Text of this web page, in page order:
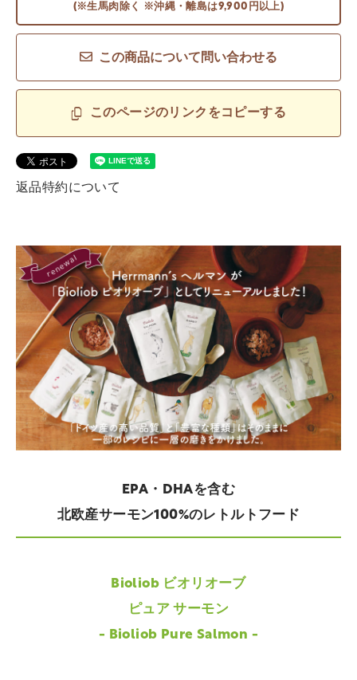
(※生馬肉除く ※沖縄・離島は9,900円以上)
この商品について問い合わせる
このページのリンクをコピーする
返品特約について
EPA・DHAを含む
北欧産サーモン100%のレトルトフード
Bioliob ビオリオーブ
ピュア サーモン
- Bioliob Pure Salmon -